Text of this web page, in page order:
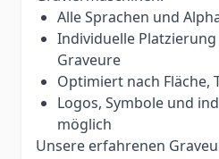
Alle Sprachen und
Individuelle
Graveure
Optimiert nach Fläche,
Logos, Symbole und
möglich
Unsere erfahrenen